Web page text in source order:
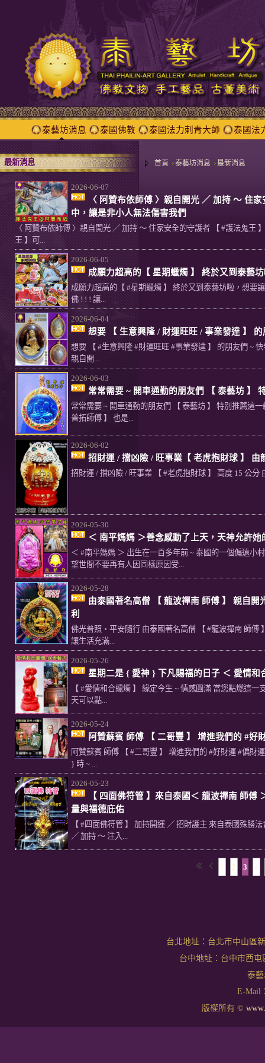
泰藝坊消息 泰國佛教 泰國法力刺青大師 泰國法
首頁 泰藝坊消息 最新消息
最新消息
2026-06-07
〈 阿贊布依師傅 〉親自開光 ／ 加持 ～ 住
中，讓是非小人無法傷害我們
〈 阿贊布依師傅 〉親自開光 ／ 加持 ～ 住家安全的守護者 【 #護法鬼王
王 】可...
2026-06-05
成願力超高的【 星期蠟燭 】 終於又到泰藝
成願力超高的【 #星期蠟燭 】 終於又到泰藝坊啦，想要
佛 ! ! ! 讓...
2026-06-04
想要 【 生意興隆 / 財運旺旺 / 事業發達 】
想要 【 #生意興隆 #財運旺旺 #事業發達 】 的朋友們 ~
親自開...
2026-06-03
常常需要 ~ 開車通勤的朋友們 【 泰藝坊 】
常常需要 ~ 開車通勤的朋友們 【 泰藝坊 】 特別推薦這
普拓師傅 】 也是...
2026-06-02
招財運 / 擋凶險 / 旺事業【 老虎抱財球 】
招財運 / 擋凶險 / 旺事業 【 #老虎抱財球 】 高度 15 公
2026-05-30
＜ 南平媽媽 ＞善念感動了上天，天神允許
＜ #南平媽媽 ＞ 出生在一百多年前 ~ 泰國的一個偏遠小
望世間不要再有人因同樣原因受...
2026-05-28
由泰國著名高僧 【 龍波禪南 師傅 】 親自
利
佛光普照・平安隨行 由泰國著名高僧 【 #龍波禪南 師傅
讓生活充滿...
2026-05-26
星期二是 { 愛神 } 下凡賜福的日子 ＜ 愛情和
【 #愛情和合蠟燭 】 緣定今生 ~ 情感圓滿 當您點燃這
天可以點...
2026-05-24
阿贊蘇賓 師傅 【 二哥豐 】 增進我們的 #
阿贊蘇賓 師傅 【 #二哥豐 】 增進我們的 #好財運 #偏財
} 時 ~ ...
2026-05-23
【 四面佛符管 】來自泰國＜ 龍波禪南 師
量與福德庇佑
【 #四面佛符管 】 加持開運 ／ 招財護主 來自泰國殊勝
／ 加持 ～ 注入...
1 2 3 4
台北地址：台北市中山區
台中地址：台中市西
泰藝
E-Mail
版權所有 ©